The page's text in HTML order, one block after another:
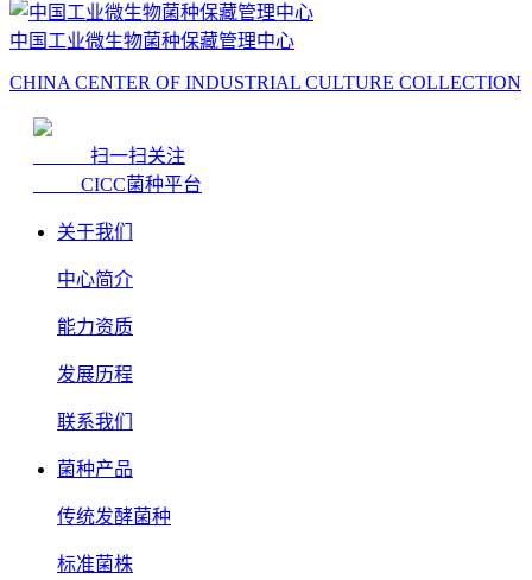
中国工业微生物菌种保藏管理中心
CHINA CENTER OF INDUSTRIAL CULTURE COLLECTION
扫一扫关注
CICC菌种平台
关于我们
中心简介
能力资质
发展历程
联系我们
菌种产品
传统发酵菌种
标准菌株